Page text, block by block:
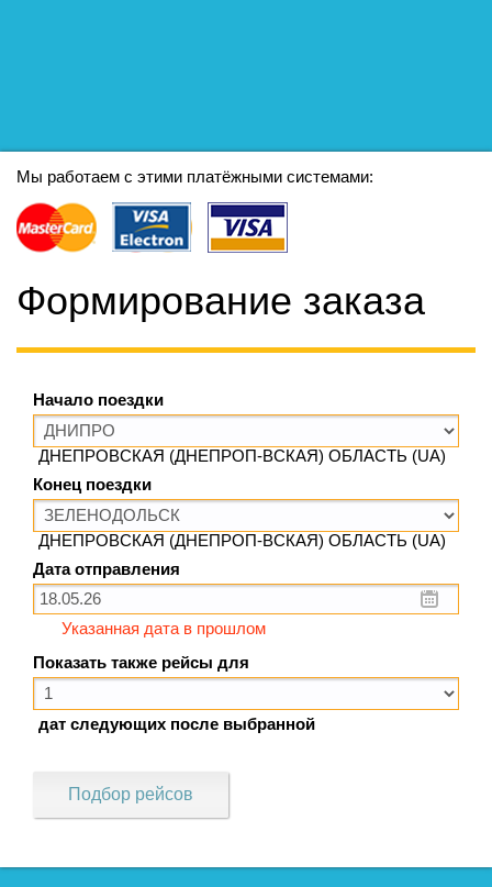
Мы работаем с этими платёжными системами:
Формирование заказа
Начало поездки
ДНЕПРОВСКАЯ (ДНЕПРОП-ВСКАЯ) ОБЛАСТЬ (UA)
Конец поездки
ДНЕПРОВСКАЯ (ДНЕПРОП-ВСКАЯ) ОБЛАСТЬ (UA)
Дата отправления
Указанная дата в прошлом
Показать также рейсы для
дат следующих после выбранной
Подбор рейсов